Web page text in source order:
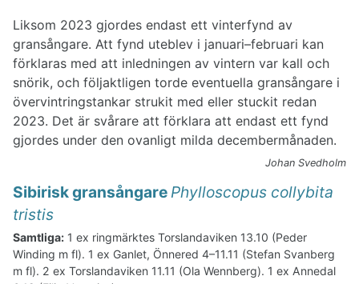
Liksom 2023 gjordes endast ett vinterfynd av
gransångare. Att fynd uteblev i januari–februari kan
förklaras med att inledningen av vintern var kall och
snörik, och följaktligen torde eventuella gransångare i
övervintringstankar strukit med eller stuckit redan
2023. Det är svårare att förklara att endast ett fynd
gjordes under den ovanligt milda decembermånaden.
Johan Svedholm
Sibirisk gransångare Phylloscopus collybita
tristis
Samtliga: 1 ex ringmärktes Torslandaviken 13.10 (Peder
Winding m fl). 1 ex Ganlet, Önnered 4–11.11 (Stefan Svanberg
m fl). 2 ex Torslandaviken 11.11 (Ola Wennberg). 1 ex Annedal